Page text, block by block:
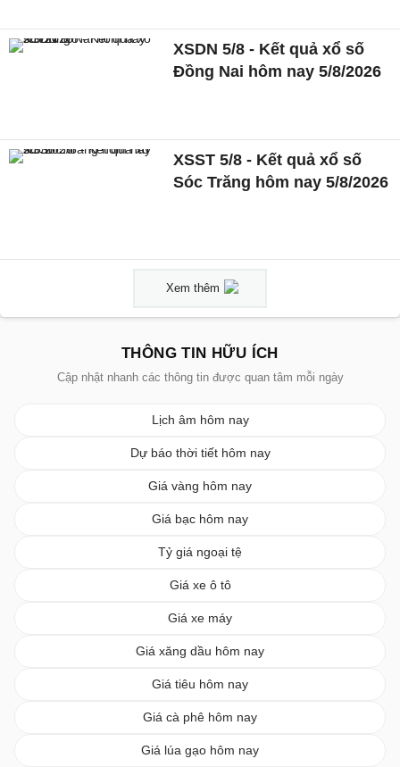
XSDN 5/8 - Kết quả xổ số
Đồng Nai hôm nay 5/8/2026
XSST 5/8 - Kết quả xổ số
Sóc Trăng hôm nay 5/8/2026
Xem thêm
THÔNG TIN HỮU ÍCH
Cập nhật nhanh các thông tin được quan tâm mỗi ngày
Lịch âm hôm nay
Dự báo thời tiết hôm nay
Giá vàng hôm nay
Giá bạc hôm nay
Tỷ giá ngoại tệ
Giá xe ô tô
Giá xe máy
Giá xăng dầu hôm nay
Giá tiêu hôm nay
Giá cà phê hôm nay
Giá lúa gạo hôm nay